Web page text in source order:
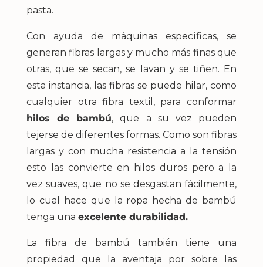
pasta.
Con ayuda de máquinas específicas, se
generan fibras largas y mucho más finas que
otras, que se secan, se lavan y se tiñen. En
esta instancia, las fibras se puede hilar, como
cualquier otra fibra textil, para conformar
hilos de bambú, que a su vez pueden
tejerse de diferentes formas. Como son fibras
largas y con mucha resistencia a la tensión
esto las convierte en hilos duros pero a la
vez suaves, que no se desgastan fácilmente,
lo cual hace que la ropa hecha de bambú
tenga una excelente durabilidad.
La fibra de bambú también tiene una
propiedad que la aventaja por sobre las